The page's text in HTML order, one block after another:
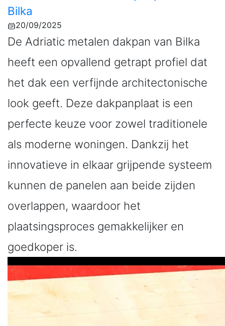
Bilka
20/09/2025
De Adriatic metalen dakpan van Bilka
heeft een opvallend getrapt profiel dat
het dak een verfijnde architectonische
look geeft. Deze dakpanplaat is een
perfecte keuze voor zowel traditionele
als moderne woningen. Dankzij het
innovatieve in elkaar grijpende systeem
kunnen de panelen aan beide zijden
overlappen, waardoor het
plaatsingsproces gemakkelijker en
goedkoper is.